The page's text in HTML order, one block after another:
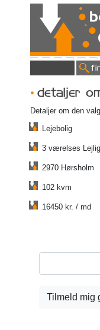
detaljer
Detaljer om den
Lejebolig
3 værelses
2970 Hørsholm
102 kvm
16450 kr. / md
Tilmeld mig